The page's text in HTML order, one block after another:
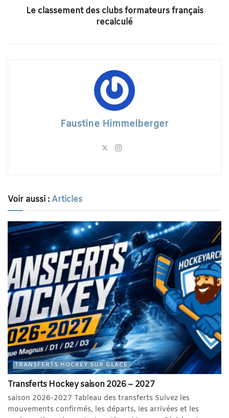
Le classement des clubs formateurs français
recalculé
Faustine Himmelberger
Voir aussi :Articles
TRANSFERTS HOCKEY SUR GLACE
Transferts Hockey saison 2026 – 2027
saison 2026-2027 Tableau des transferts Suivez les
mouvements confirmés, les départs, les arrivées et les